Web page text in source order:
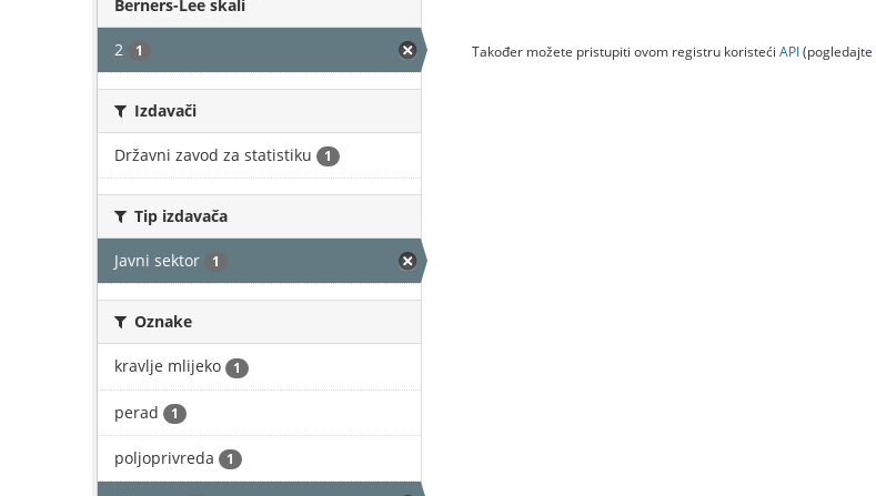
Berners-Lee skali
2 1
Izdavači
Državni zavod za statistiku 1
Tip izdavača
Javni sektor 1
Oznake
kravlje mlijeko 1
perad 1
poljoprivreda 1
Također možete pristupiti ovom registru koristeći API(pogledajte